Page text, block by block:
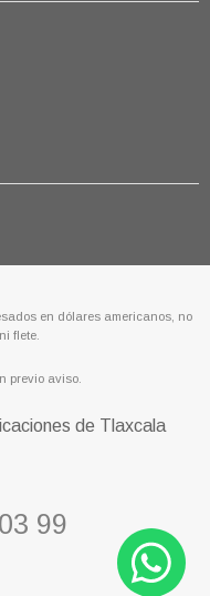
en dólares americanos, no
flete.
previo aviso.
de Tlaxcala
99